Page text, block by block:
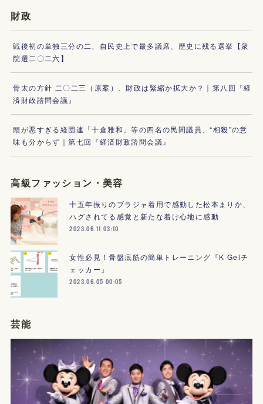
財政
戦後初の単独三分の二、自民史上で最多議席、歴史に残る選挙【衆
院選二〇二六】
骨太の方針 二〇二三（原案）、財政は緊縮か拡大か？｜第八回『経
済財政諮問会議』
頭が悪すぎる経団連「十倉雅和」等の四名の民間議員、“相殺”の意
味も分からず｜第七回『経済財政諮問会議』
高級ファッション・美容
十五年振りのブラジャ着用で感動した松本まりか、
ハグされてる感覚と新たな着け心地に感動
2023.06.11 03:10
女性必見！骨盤底筋の簡単トレーニング『K Gelチ
ェッカー』
2023.06.05 00:05
芸能